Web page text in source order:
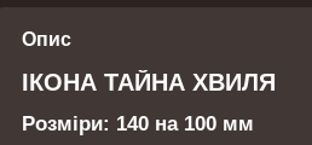
Опис
ІКОНА ТАЙНА ХВИЛЯ
Розміри: 140 на 100 мм